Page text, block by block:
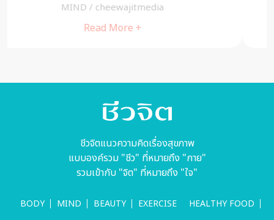
MIND/A Cuisine
Read More +
ชีวจิตแนวความคิดเรื่องสุขภาพ
แบบองค์รวม "ชีว" ที่หมายถึง "กาย"
รวมเข้ากับ "จิต" ที่หมายถึง "ใจ"
BODY MIND BEAUTY EXERCISE HEALTHY FOOD